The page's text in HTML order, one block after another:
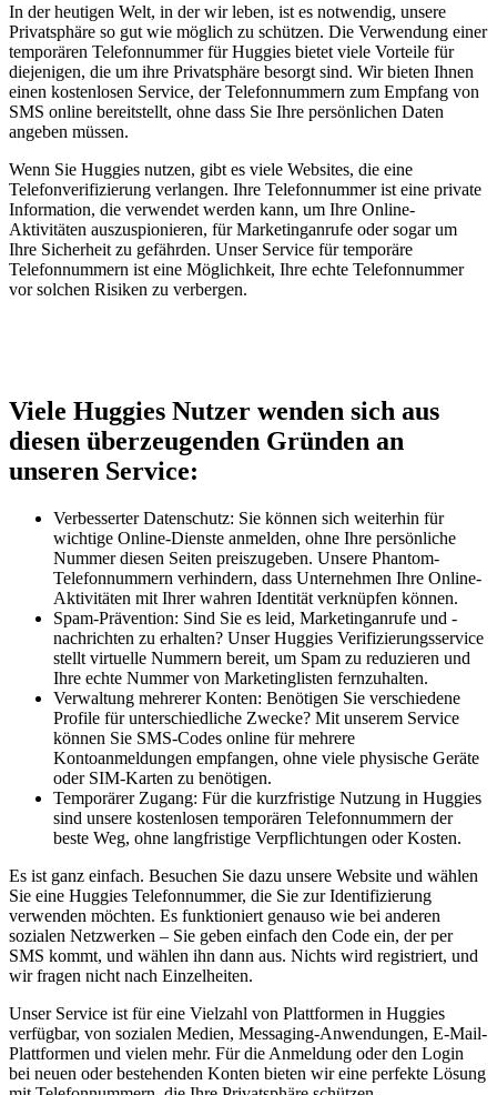
In der heutigen Welt, in der wir leben, ist es notwendig, unsere
Privatsphäre so gut wie möglich zu schützen. Die Verwendung einer
temporären Telefonnummer für Huggies bietet viele Vorteile für
diejenigen, die um ihre Privatsphäre besorgt sind. Wir bieten Ihnen
einen kostenlosen Service, der Telefonnummern zum Empfang von
SMS online bereitstellt, ohne dass Sie Ihre persönlichen Daten
angeben müssen.
Wenn Sie Huggies nutzen, gibt es viele Websites, die eine
Telefonverifizierung verlangen. Ihre Telefonnummer ist eine private
Information, die verwendet werden kann, um Ihre Online-
Aktivitäten auszuspionieren, für Marketinganrufe oder sogar um
Ihre Sicherheit zu gefährden. Unser Service für temporäre
Telefonnummern ist eine Möglichkeit, Ihre echte Telefonnummer
vor solchen Risiken zu verbergen.
Viele Huggies Nutzer wenden sich aus
diesen überzeugenden Gründen an
unseren Service:
Verbesserter Datenschutz: Sie können sich weiterhin für
wichtige Online-Dienste anmelden, ohne Ihre persönliche
Nummer diesen Seiten preiszugeben. Unsere Phantom-
Telefonnummern verhindern, dass Unternehmen Ihre Online-
Aktivitäten mit Ihrer wahren Identität verknüpfen können.
Spam-Prävention: Sind Sie es leid, Marketinganrufe und -
nachrichten zu erhalten? Unser Huggies Verifizierungsservice
stellt virtuelle Nummern bereit, um Spam zu reduzieren und
Ihre echte Nummer von Marketinglisten fernzuhalten.
Verwaltung mehrerer Konten: Benötigen Sie verschiedene
Profile für unterschiedliche Zwecke? Mit unserem Service
können Sie SMS-Codes online für mehrere
Kontoanmeldungen empfangen, ohne viele physische Geräte
oder SIM-Karten zu benötigen.
Temporärer Zugang: Für die kurzfristige Nutzung in Huggies
sind unsere kostenlosen temporären Telefonnummern der
beste Weg, ohne langfristige Verpflichtungen oder Kosten.
Es ist ganz einfach. Besuchen Sie dazu unsere Website und wählen
Sie eine Huggies Telefonnummer, die Sie zur Identifizierung
verwenden möchten. Es funktioniert genauso wie bei anderen
sozialen Netzwerken – Sie geben einfach den Code ein, der per
SMS kommt, und wählen ihn dann aus. Nichts wird registriert, und
wir fragen nicht nach Einzelheiten.
Unser Service ist für eine Vielzahl von Plattformen in Huggies
verfügbar, von sozialen Medien, Messaging-Anwendungen, E-Mail-
Plattformen und vielen mehr. Für die Anmeldung oder den Login
bei neuen oder bestehenden Konten bieten wir eine perfekte Lösung